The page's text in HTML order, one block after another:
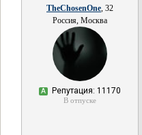
TheChosenOne, 32
Россия, Москва
А Репутация: 11170
В отпуске